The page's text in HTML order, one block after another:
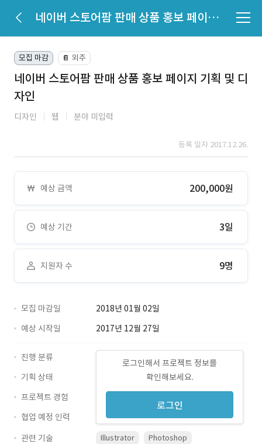
네이버 스토어팜 판매 상품 홍보 페이지 기획 및 디자인
모집 마감 📔 외주
네이버 스토어팜 판매 상품 홍보 페이지 기획 및 디
자인
디자인 웹 분야 미입력
등록 일자 2017.12.26.
예상 금액 200,000원
예상 기간 3일
지원자 수 9명
모집 마감일
2018년 01월 02일
예상 시작일
2017년 12월 27일
로그인해서 프로젝트 정보를
확인해보세요.
로그인
진행 분류
기획 상태
프로젝트 경험
협업 예정 인력
관련 기술
Illustrator Photoshop